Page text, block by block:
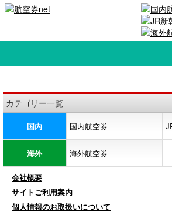
カテゴリー一覧
国内 国内航空券
海外 海外航空券
会社概要
サイトご利用案内
個人情報のお取扱いについて